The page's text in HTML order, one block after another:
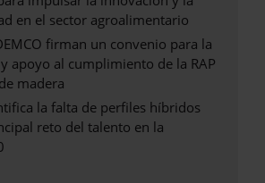
en el sector agroalimentario
firman un convenio para la
apoyo al cumplimiento de la RAP
madera
la falta de perfiles híbridos
reto del talento en la